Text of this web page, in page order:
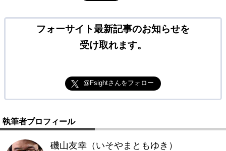
フォーサイト最新記事のお知らせを
受け取れます。
@Fsightさんをフォロー
執筆者プロフィール
磯山友幸（いそやまともゆき）